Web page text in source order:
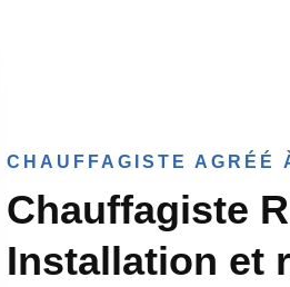
CHAUFFAGISTE AGRÉÉ
Chauffagiste
Installation et